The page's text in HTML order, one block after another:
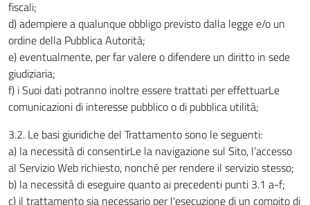
fiscali;
d) adempiere a qualunque obbligo previsto dalla legge e/o un
ordine della Pubblica Autorità;
e) eventualmente, per far valere o difendere un diritto in sede
giudiziaria;
f) i Suoi dati potranno inoltre essere trattati per effettuarLe
comunicazioni di interesse pubblico o di pubblica utilità;
3.2. Le basi giuridiche del Trattamento sono le seguenti:
a) la necessità di consentirLe la navigazione sul Sito, l’accesso
al Servizio Web richiesto, nonché per rendere il servizio stesso;
b) la necessità di eseguire quanto ai precedenti punti 3.1 a-f;
c) il trattamento sia necessario per l'esecuzione di un compito di